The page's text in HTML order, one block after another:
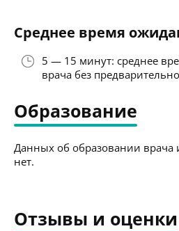
Среднее время
5 — 15 минут: среднее
врача без
Образование
Данных об образовании врача
нет.
Отзывы и оценки